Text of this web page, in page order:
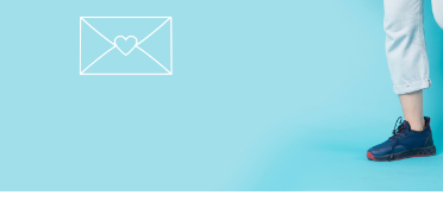
scoprire i caratteristici borghi, alcuni dei
(soste fotografiche). Arrivati a
Al Mintrib,
all’accampamento attraverso il
con il caffè omanita, frutta fresca e bibite.
– BAHLA – NIZWA (B/L)